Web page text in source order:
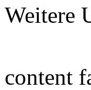
Weitere
content